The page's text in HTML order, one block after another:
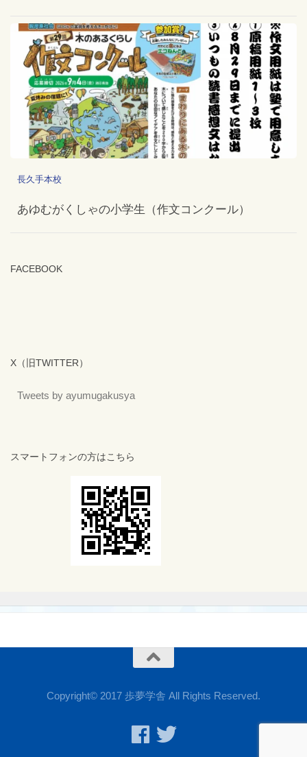
長久手本校
あゆむがくしゃの小学生（作文コンクール）
FACEBOOK
X（旧TWITTER）
Tweets by ayumugakusya
スマートフォンの方はこちら
Copyright© 2017 歩夢学舎 All Rights Reserved.